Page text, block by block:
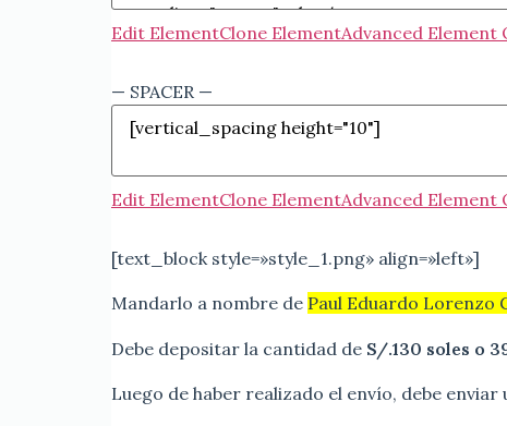
Edit ElementClone ElementAdvanced Element
— SPACER —
Edit ElementClone ElementAdvanced Element
[text_block style=»style_1.png» align=»left»]
Mandarlo a nombre de Paul Eduardo Lorenzo
Debe depositar la cantidad de S/.130 soles o
Luego de haber realizado el envío, debe enviar